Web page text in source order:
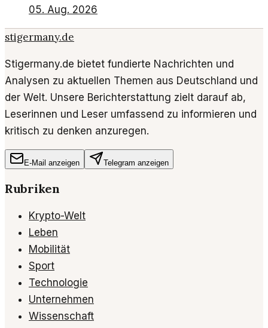
05. Aug. 2026
stigermany.de
Stigermany.de bietet fundierte Nachrichten und
Analysen zu aktuellen Themen aus Deutschland und
der Welt. Unsere Berichterstattung zielt darauf ab,
Leserinnen und Leser umfassend zu informieren und
kritisch zu denken anzuregen.
E-Mail anzeigen Telegram anzeigen
Rubriken
Krypto-Welt
Leben
Mobilität
Sport
Technologie
Unternehmen
Wissenschaft